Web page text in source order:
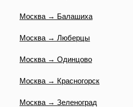
Москва → Балашиха
Москва → Люберцы
Москва → Одинцово
Москва → Красногорск
Москва → Зеленоград